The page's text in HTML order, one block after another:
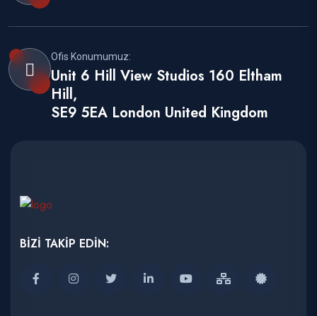
Ofis Konumumuz:
Unit 6 Hill View Studios 160 Eltham
Hill,
SE9 5EA London United Kingdom
BİZİ TAKİP EDİN: